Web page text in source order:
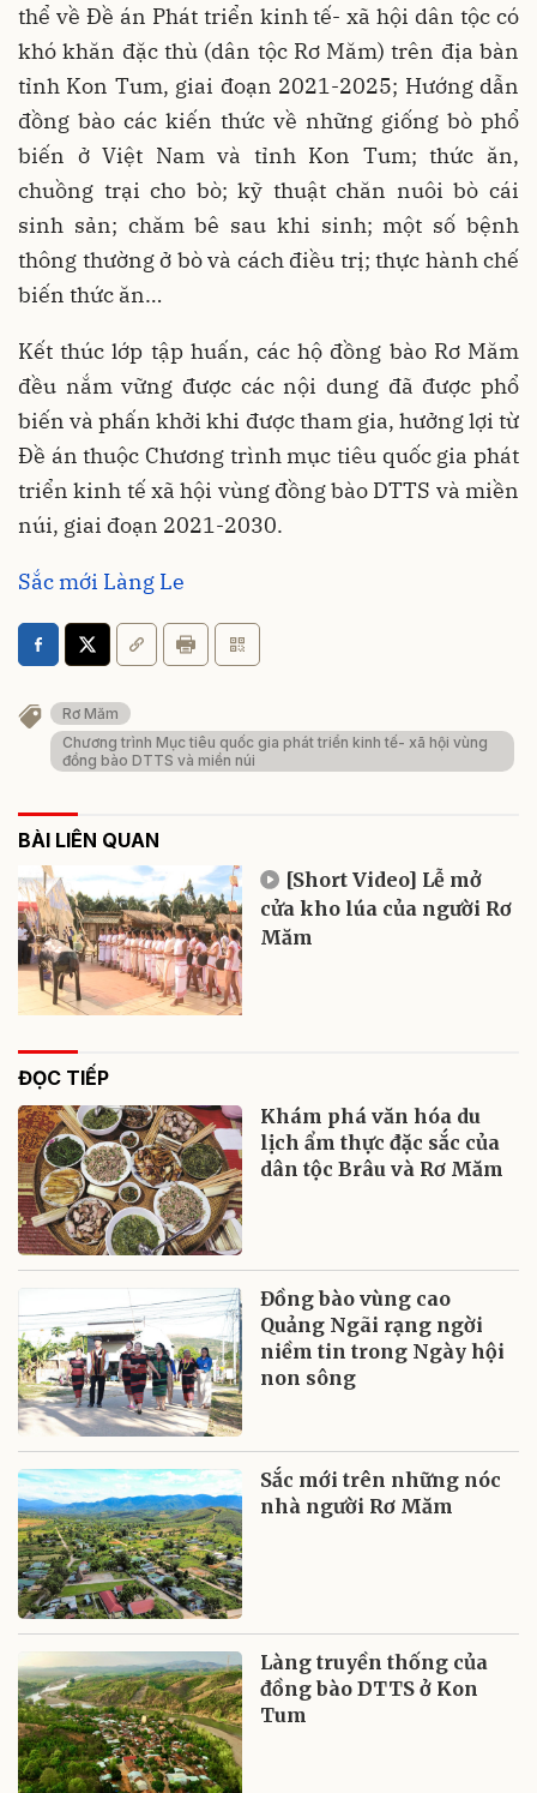
thể về Đề án Phát triển kinh tế- xã hội dân tộc có
khó khăn đặc thù (dân tộc Rơ Măm) trên địa bàn
tỉnh Kon Tum, giai đoạn 2021-2025; Hướng dẫn
đồng bào các kiến thức về những giống bò phổ
biến ở Việt Nam và tỉnh Kon Tum; thức ăn,
chuồng trại cho bò; kỹ thuật chăn nuôi bò cái
sinh sản; chăm bê sau khi sinh; một số bệnh
thông thường ở bò và cách điều trị; thực hành chế
biến thức ăn…
Kết thúc lớp tập huấn, các hộ đồng bào Rơ Măm
đều nắm vững được các nội dung đã được phổ
biến và phấn khởi khi được tham gia, hưởng lợi từ
Đề án thuộc Chương trình mục tiêu quốc gia phát
triển kinh tế xã hội vùng đồng bào DTTS và miền
núi, giai đoạn 2021-2030.
Sắc mới Làng Le
Rơ Măm
Chương trình Mục tiêu quốc gia phát triển kinh tế- xã hội vùng
đồng bào DTTS và miền núi
BÀI LIÊN QUAN
[Short Video] Lễ mở
cửa kho lúa của người Rơ
Măm
ĐỌC TIẾP
Khám phá văn hóa du
lịch ẩm thực đặc sắc của
dân tộc Brâu và Rơ Măm
Đồng bào vùng cao
Quảng Ngãi rạng ngời
niềm tin trong Ngày hội
non sông
Sắc mới trên những nóc
nhà người Rơ Măm
Làng truyền thống của
đồng bào DTTS ở Kon
Tum